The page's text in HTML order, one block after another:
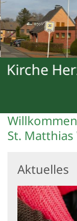
Kirche
St.
Aktuelles